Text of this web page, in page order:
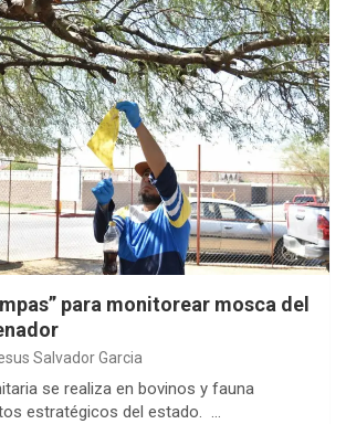
para monitorear mosca del
Salvador Garcia
se realiza en bovinos y fauna
estratégicos del estado. …